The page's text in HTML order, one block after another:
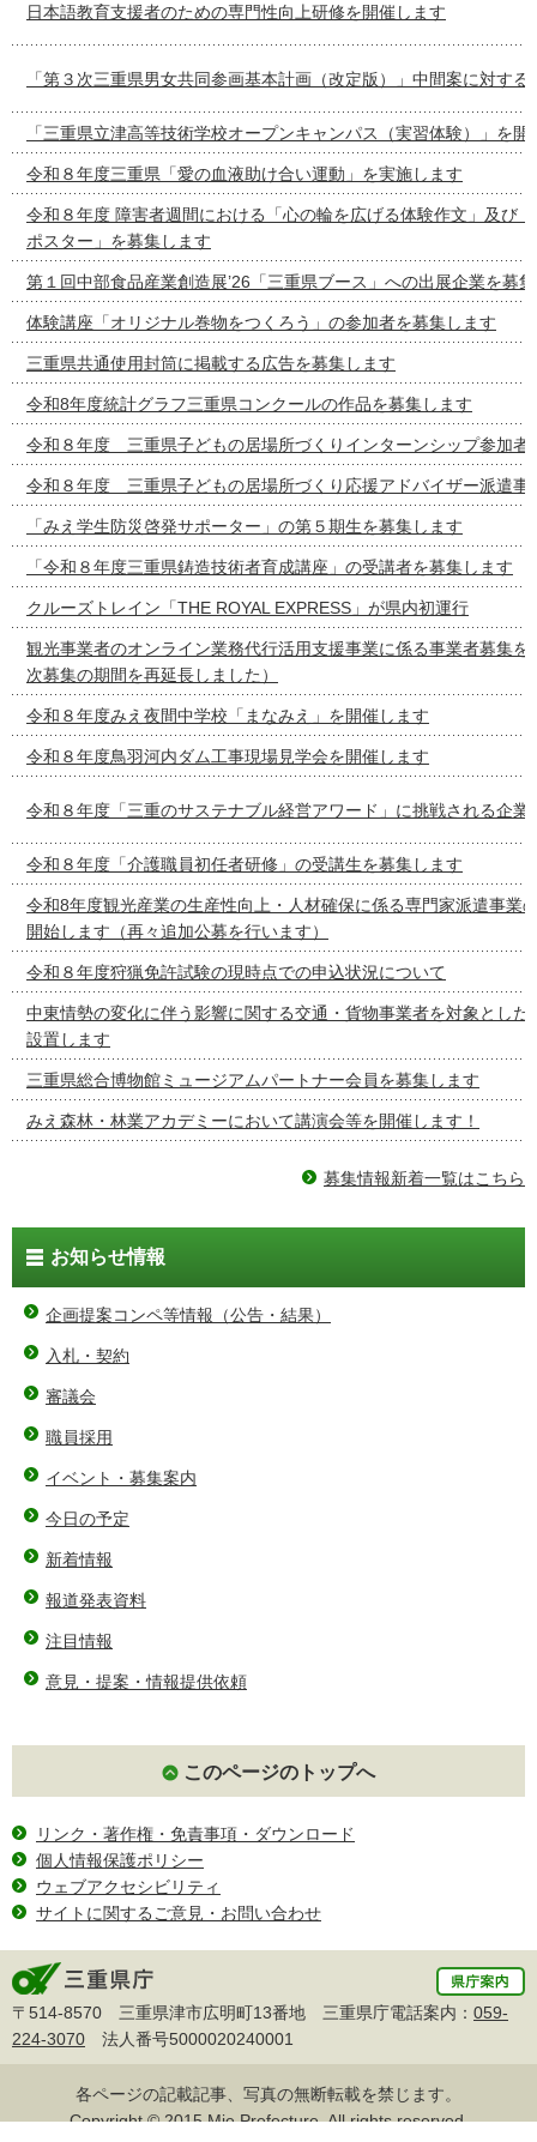
日本語教育支援者のための専門性向上研修を開催します
「第３次三重県男女共同参画基本計画（改定版）」中間案に対する
「三重県立津高等技術学校オープンキャンパス（実習体験）」を開
令和８年度三重県「愛の血液助け合い運動」を実施します
令和８年度 障害者週間における「心の輪を広げる体験作文」及び
ポスター」を募集します
第１回中部食品産業創造展’26「三重県ブース」への出展企業を募
体験講座「オリジナル巻物をつくろう」の参加者を募集します
三重県共通使用封筒に掲載する広告を募集します
令和8年度統計グラフ三重県コンクールの作品を募集します
令和８年度 三重県子どもの居場所づくりインターンシップ参加者
令和８年度 三重県子どもの居場所づくり応援アドバイザー派遣事
「みえ学生防災啓発サポーター」の第５期生を募集します
「令和８年度三重県鋳造技術者育成講座」の受講者を募集します
クルーズトレイン「THE ROYAL EXPRESS」が県内初運行
観光事業者のオンライン業務代行活用支援事業に係る事業者募集を
次募集の期間を再延長しました）
令和８年度みえ夜間中学校「まなみえ」を開催します
令和８年度鳥羽河内ダム工事現場見学会を開催します
令和８年度「三重のサステナブル経営アワード」に挑戦される企業
令和８年度「介護職員初任者研修」の受講生を募集します
令和8年度観光産業の生産性向上・人材確保に係る専門家派遣事業
開始します（再々追加公募を行います）
令和８年度狩猟免許試験の現時点での申込状況について
中東情勢の変化に伴う影響に関する交通・貨物事業者を対象とした
設置します
三重県総合博物館ミュージアムパートナー会員を募集します
みえ森林・林業アカデミーにおいて講演会等を開催します！
募集情報新着一覧はこちら
お知らせ情報
企画提案コンペ等情報（公告・結果）
入札・契約
審議会
職員採用
イベント・募集案内
今日の予定
新着情報
報道発表資料
注目情報
意見・提案・情報提供依頼
このページのトップへ
リンク・著作権・免責事項・ダウンロード
個人情報保護ポリシー
ウェブアクセシビリティ
サイトに関するご意見・お問い合わせ
〒514-8570 三重県津市広明町13番地 三重県庁電話案内： 059-
224-3070 法人番号5000020240001
各ページの記載記事、写真の無断転載を禁じます。
Copyright © 2015 Mie Prefecture, All rights reserved.